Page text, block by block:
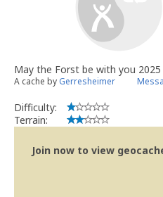
May the Forst be with you
A cache by Gerresheimer
Difficulty:
Terrain:
Join now to view